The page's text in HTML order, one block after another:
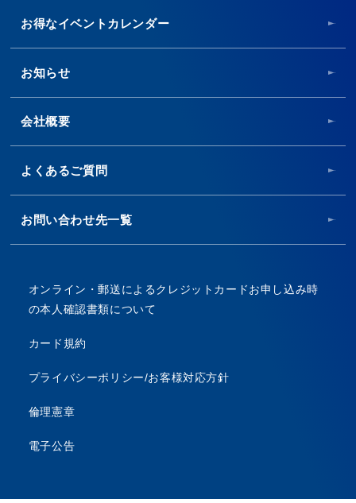
お得なイベントカレンダー
お知らせ
会社概要
よくあるご質問
お問い合わせ先一覧
オンライン・郵送によるクレジットカードお申し込み時
の本人確認書類について
カード規約
プライバシーポリシー/お客様対応方針
倫理憲章
電子公告